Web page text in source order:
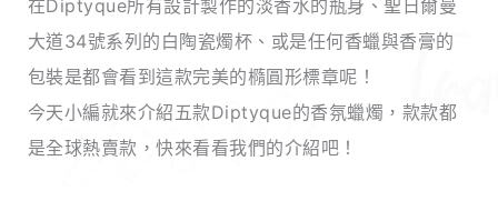
在Diptyque所有設計製作的淡香水的瓶身、聖日爾曼
大道34號系列的白陶瓷燭杯、或是任何香蠟與香膏的
包裝是都會看到這款完美的橢圓形標章呢！
今天小編就來介紹五款Diptyque的香氛蠟燭，款款都
是全球熱賣款，快來看看我們的介紹吧！